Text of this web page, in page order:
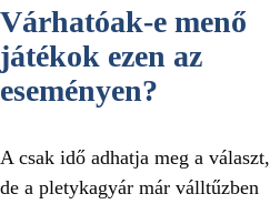
Várhatóak-e menő
játékok ezen az
eseményen?
A csak idő adhatja meg a választ,
de a pletykagyár már válltűzben